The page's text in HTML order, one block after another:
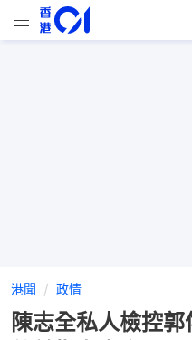
港聞 政情
陳志全私人檢控